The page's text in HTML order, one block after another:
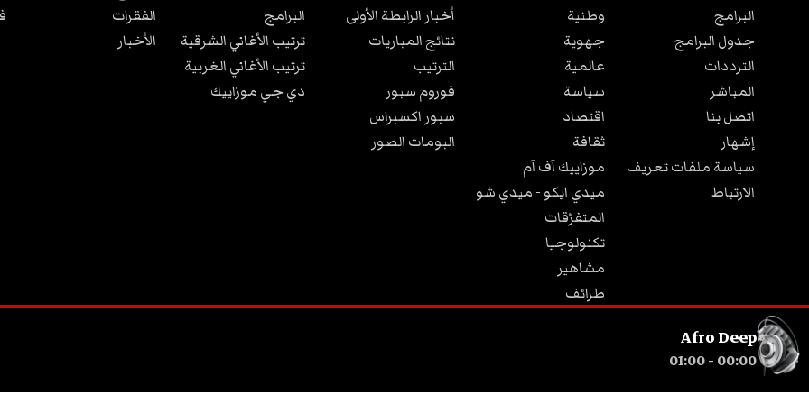
البرامج
جدول البرامج
الترددات
المباشر
اتصل بنا
إشهار
سياسة ملفات تعريف
الارتباط
وطنية
جهوية
عالمية
سياسة
اقتصاد
ثقافة
موزاييك آف آم
ميدي ايكو - ميدي شو
المتفرّقات
تكنولوجيا
مشاهير
طرائف
أخبار الرابطة الأولى
نتائج المباريات
الترتيب
فوروم سبور
سبور اكسبراس
البومات الصور
البرامج
ترتيب الأغاني الشرقية
ترتيب الأغاني الغربية
دي جي موزاييك
الفقرات
الأخبار
Afro Deep
00:00
-
01:00